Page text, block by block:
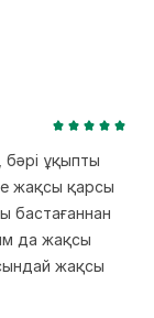
бәрі ұқыпты
жақсы қарсы
бастағаннан
да жақсы
жақсы